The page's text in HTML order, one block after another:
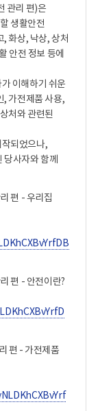
, 근육, 힘줄,
. 콘센트는
전깃줄 밖으로
는 않았나요?
때문에 너무
고의 위험을
살기 위해 꼭
간을 보내는
의 사고에는
로 멍이 든
다. 가정에서의
합니다. - 항상
- 사고 발생 시
합니다.
고,
드라이기 등이
발생할 수
. 전기코드를 뺄
리부분을 잡고
지 않고 도움을
습니다. 젖은
다. 콘센트나
사용하지
전기코드를
변 사람에게
가스는 불을
을 켜기 전에
스레인지 전원을
을 가까이 두지
관리 편)은
생활안전
화상, 낙상, 상처
안전 정보 등에
이해하기 쉬운
, 가전제품 사용,
처와 관련된
되었으나,
사자와 함께
편 - 우리집
편 - 안전이란?
편 - 가전제품